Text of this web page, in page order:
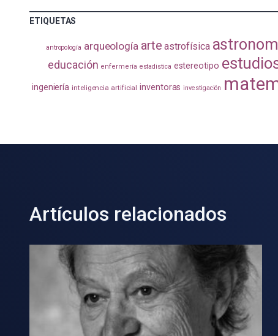
ETIQUETAS
antropología arqueología arte astrofísica
educación enfermería estadistica estereotipo
ingeniería inteligencia artificial inventoras investigación
Artículos relacionados